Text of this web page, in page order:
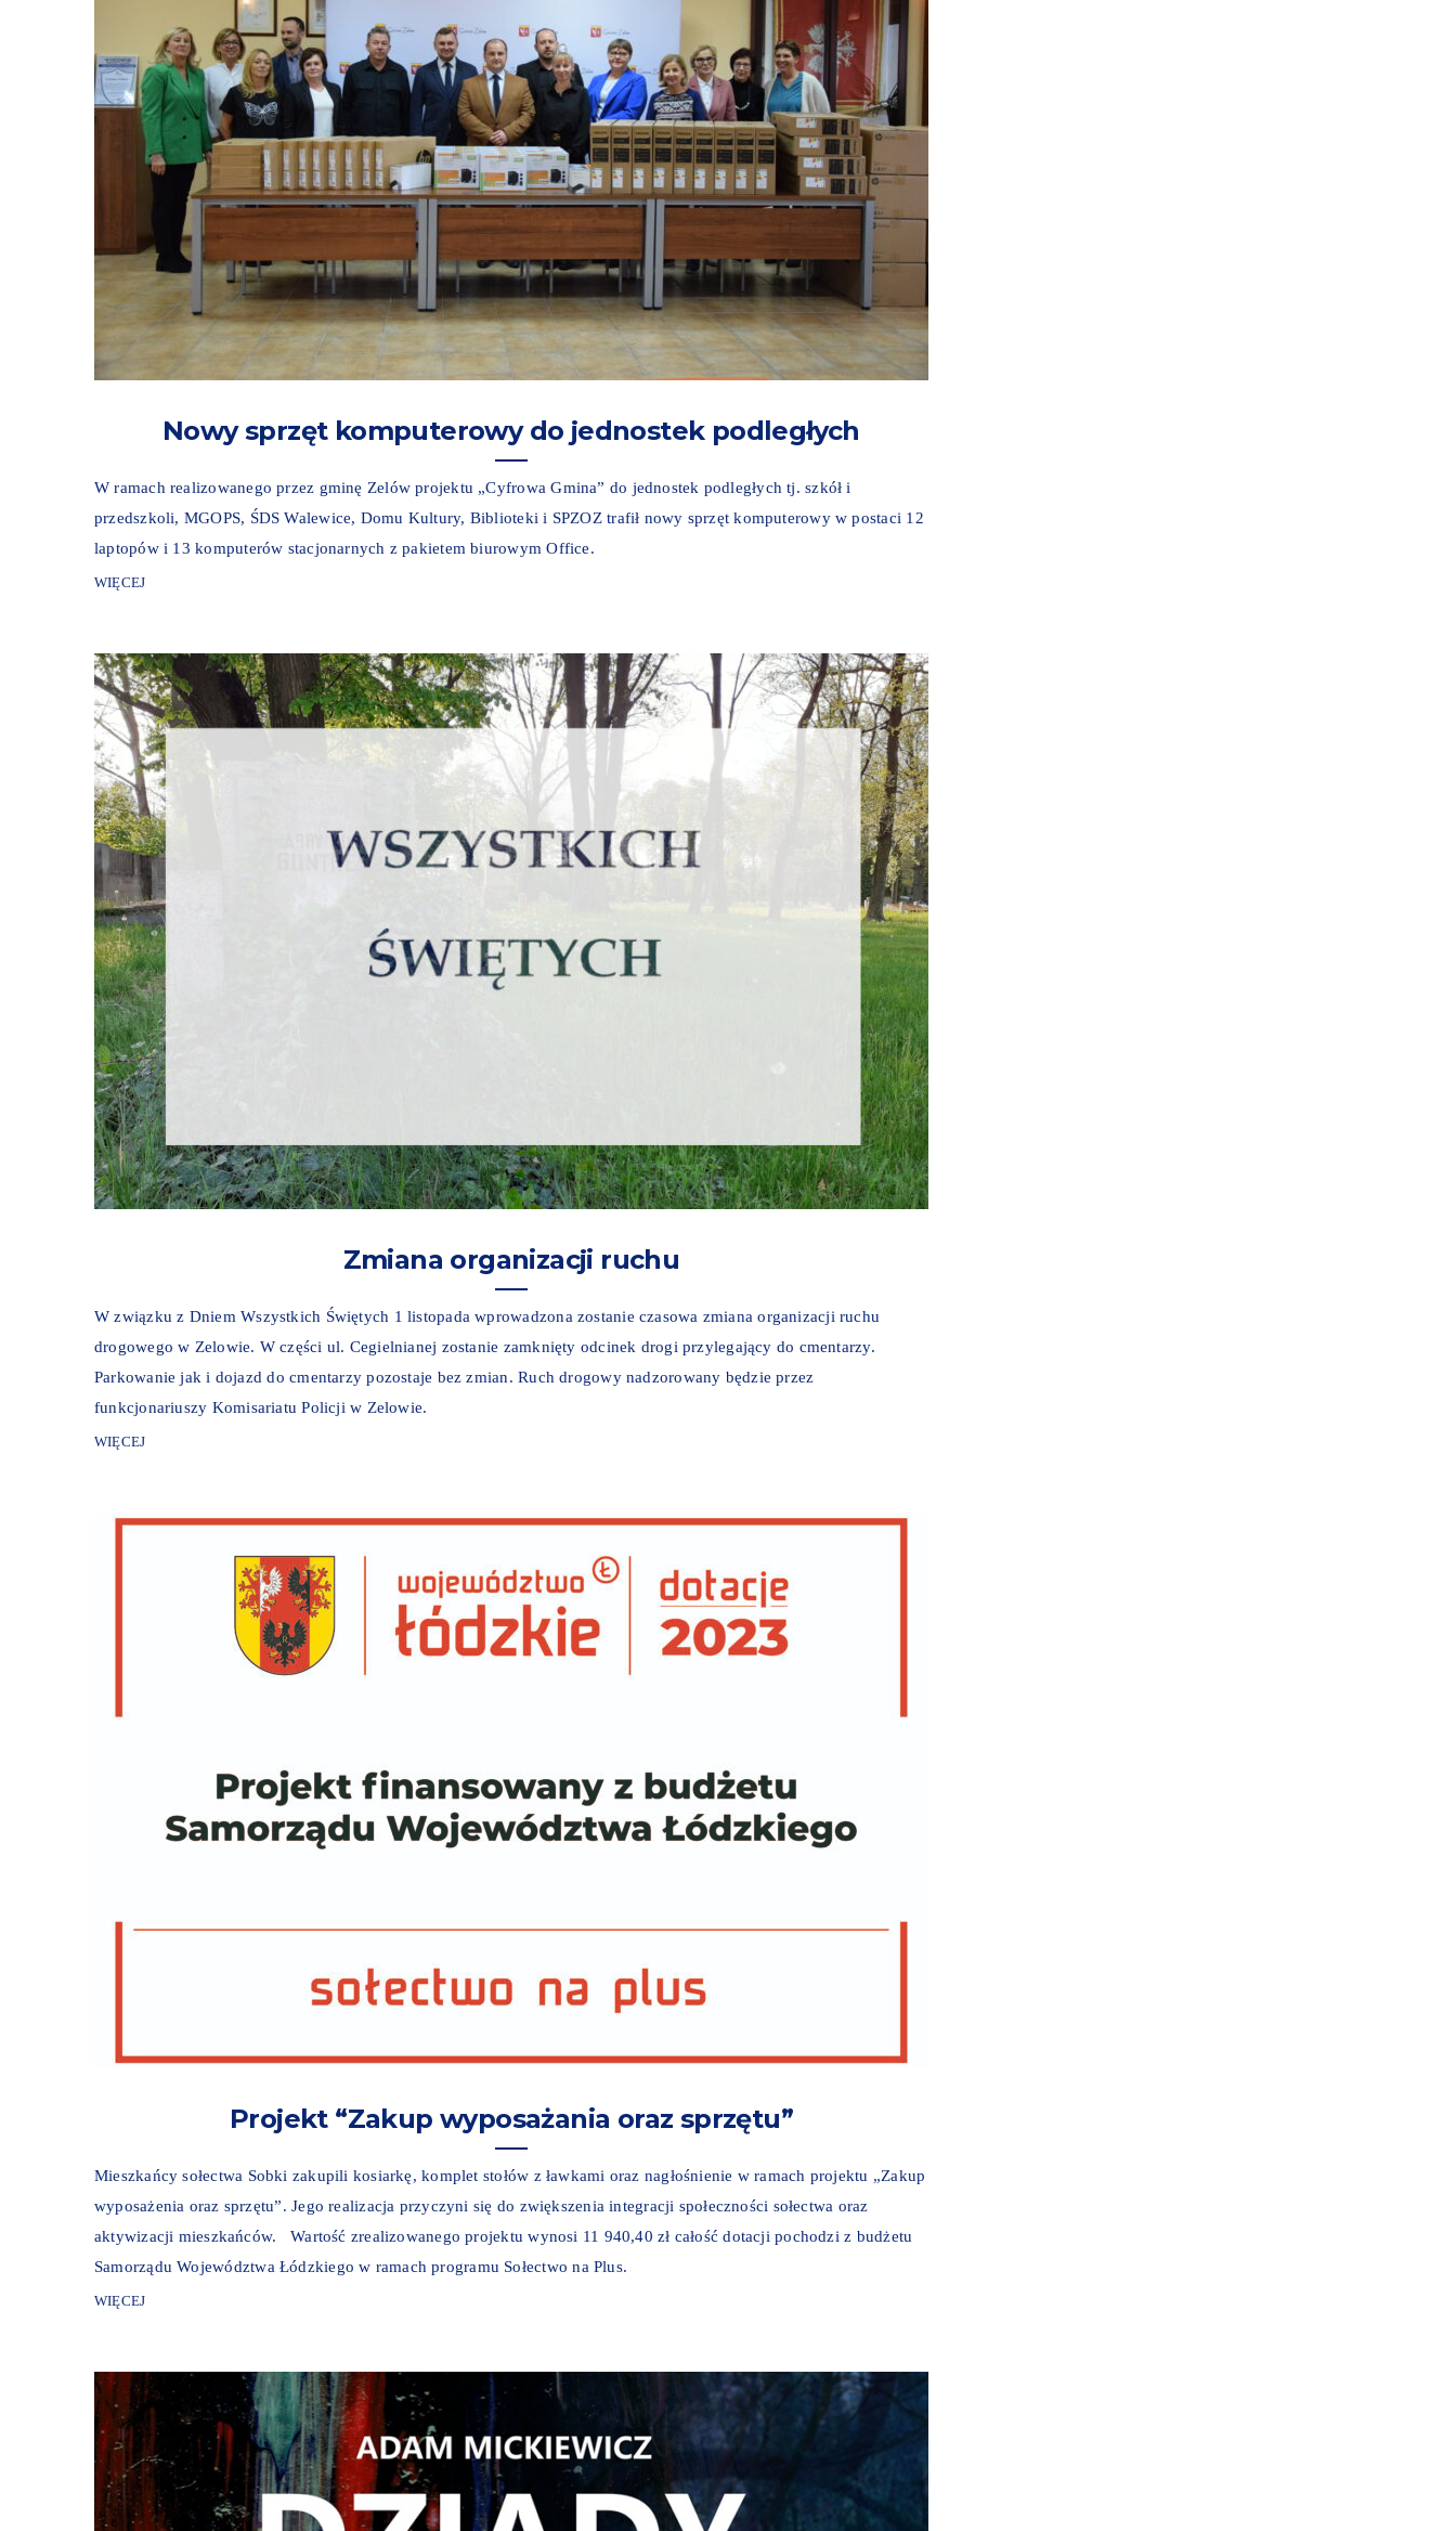
Nowy sprzęt komputerowy do jednostek podległych
W ramach realizowanego przez gminę Zelów projektu „Cyfrowa Gmina” do jednostek podległych tj. szkół i
przedszkoli, MGOPS, ŚDS Walewice, Domu Kultury, Biblioteki i SPZOZ trafił nowy sprzęt komputerowy w postaci 12
laptopów i 13 komputerów stacjonarnych z pakietem biurowym Office.
WIĘCEJ
Zmiana organizacji ruchu
W związku z Dniem Wszystkich Świętych 1 listopada wprowadzona zostanie czasowa zmiana organizacji ruchu
drogowego w Zelowie. W części ul. Cegielnianej zostanie zamknięty odcinek drogi przylegający do cmentarzy.
Parkowanie jak i dojazd do cmentarzy pozostaje bez zmian. Ruch drogowy nadzorowany będzie przez
funkcjonariuszy Komisariatu Policji w Zelowie.
WIĘCEJ
Projekt “Zakup wyposażania oraz sprzętu”
Mieszkańcy sołectwa Sobki zakupili kosiarkę, komplet stołów z ławkami oraz nagłośnienie w ramach projektu „Zakup
wyposażenia oraz sprzętu”. Jego realizacja przyczyni się do zwiększenia integracji społeczności sołectwa oraz
aktywizacji mieszkańców. Wartość zrealizowanego projektu wynosi 11 940,40 zł całość dotacji pochodzi z budżetu
Samorządu Województwa Łódzkiego w ramach programu Sołectwo na Plus.
WIĘCEJ